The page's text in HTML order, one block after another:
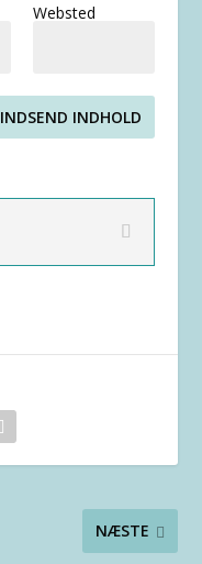
Websted
INDSEND INDHOLD
NÆSTE